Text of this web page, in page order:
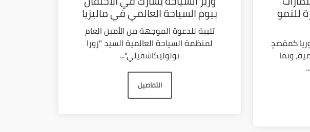
للنمو
كمقصدٍ
وبما
بيوم السياحة العالمي في ماليزيا
تلبية للدعوة الموجهة من الأمين العام
لمنظمة السياحة العالمية السيد "زورا
بولوليكاشفيلي"...
التفاصيل